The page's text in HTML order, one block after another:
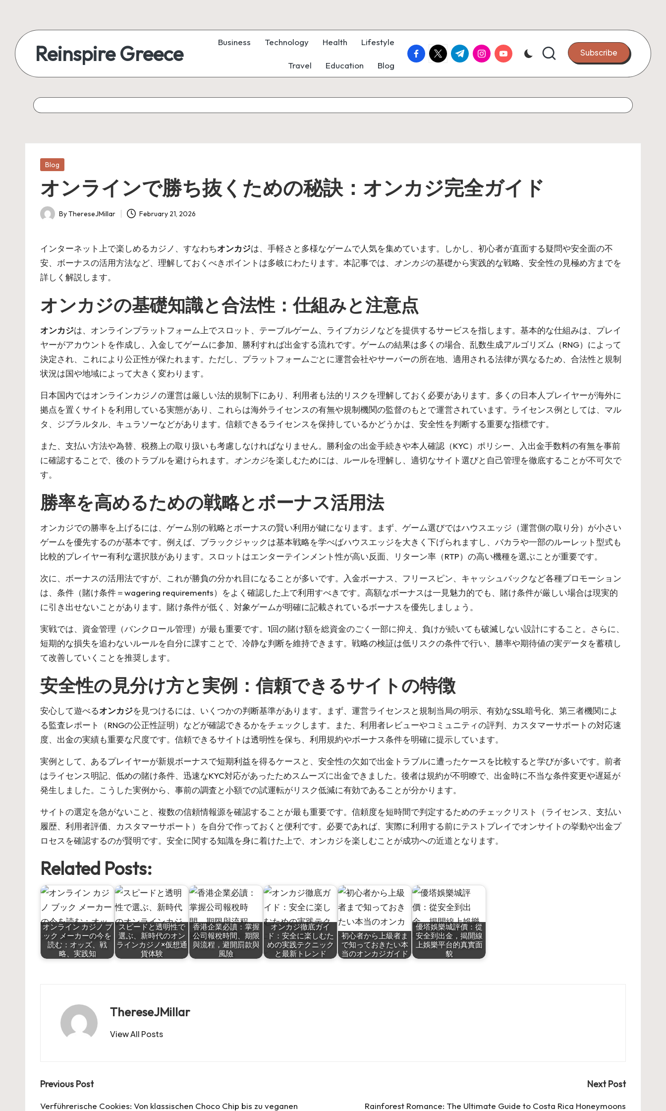
Reinspire Greece Business Technology Health Lifestyle
Travel Education Blog
facebook.com
twitter.com
t.me instagram.com
youtube.com Subscribe
Posted
Blog
オンラインで勝ち抜くための秘訣： オンカジ完全ガイド
Posted
ByThereseJMillar February 21, 2026
インターネット上で楽しめるカジノ、すなわちオンカジは、手軽さと多様なゲームで人気を集めています。しかし、初心者が直面する疑問や安全面の不
安、ボーナスの活用方法など、理解しておくべきポイントは多岐にわたります。本記事では、 オンカジの基礎から実践的な戦略、安全性の見極め方までを
詳しく解説します。
オンカジの基礎知識と合法性：仕組みと注意点
オンカジは、オンラインプラットフォーム上でスロット、テーブルゲーム、ライブカジノなどを提供するサービスを指します。基本的な仕組みは、プレイ
ヤーがアカウントを作成し、入金してゲームに参加、勝利すれば出金する流れです。ゲームの結果は多くの場合、乱数生成アルゴリズム（RNG）によって
決定され、これにより公正性が保たれます。ただし、プラットフォームごとに運営会社やサーバーの所在地、適用される法律が異なるため、合法性と規制
状況は国や地域によって大きく変わります。
日本国内ではオンラインカジノの運営は厳しい法的規制下にあり、利用者も法的リスクを理解しておく必要があります。多くの日本人プレイヤーが海外に
拠点を置くサイトを利用している実態があり、これらは海外ライセンスの有無や規制機関の監督のもとで運営されています。ライセンス例としては、マル
タ、ジブラルタル、キュラソーなどがあります。信頼できるライセンスを保持しているかどうかは、安全性を判断する重要な指標です。
また、支払い方法や為替、税務上の取り扱いも考慮しなければなりません。勝利金の出金手続きや本人確認（KYC）ポリシー、入出金手数料の有無を事前
に確認することで、後のトラブルを避けられます。 オンカジを楽しむためには、ルールを理解し、適切なサイト選びと自己管理を徹底することが不可欠で
す。
勝率を高めるための戦略とボーナス活用法
オンカジでの勝率を上げるには、ゲーム別の戦略とボーナスの賢い利用が鍵になります。まず、ゲーム選びではハウスエッジ（運営側の取り分）が小さい
ゲームを優先するのが基本です。例えば、ブラックジャックは基本戦略を学べばハウスエッジを大きく下げられますし、バカラや一部のルーレット型式も
比較的プレイヤー有利な選択肢があります。スロットはエンターテインメント性が高い反面、リターン率（RTP）の高い機種を選ぶことが重要です。
次に、ボーナスの活用法ですが、これが勝負の分かれ目になることが多いです。入金ボーナス、フリースピン、キャッシュバックなど各種プロモーション
は、条件（賭け条件＝wagering requirements）をよく確認した上で利用すべきです。高額なボーナスは一見魅力的でも、賭け条件が厳しい場合は現実的
に引き出せないことがあります。賭け条件が低く、対象ゲームが明確に記載されているボーナスを優先しましょう。
実戦では、資金管理（バンクロール管理）が最も重要です。1回の賭け額を総資金のごく一部に抑え、負けが続いても破滅しない設計にすること。さらに、
短期的な損失を追わないルールを自分に課すことで、冷静な判断を維持できます。戦略の検証は低リスクの条件で行い、勝率や期待値の実データを蓄積し
て改善していくことを推奨します。
安全性の見分け方と実例：信頼できるサイトの特徴
安心して遊べるオンカジを見つけるには、いくつかの判断基準があります。まず、運営ライセンスと規制当局の明示、有効なSSL暗号化、第三者機関によ
る監査レポート（RNGの公正性証明）などが確認できるかをチェックします。また、利用者レビューやコミュニティの評判、カスタマーサポートの対応速
度、出金の実績も重要な尺度です。信頼できるサイトは透明性を保ち、利用規約やボーナス条件を明確に提示しています。
実例として、あるプレイヤーが新規ボーナスで短期利益を得るケースと、安全性の欠如で出金トラブルに遭ったケースを比較すると学びが多いです。前者
はライセンス明記、低めの賭け条件、迅速なKYC対応があったためスムーズに出金できました。後者は規約が不明瞭で、出金時に不当な条件変更や遅延が
発生しました。こうした実例から、事前の調査と小額での試運転がリスク低減に有効であることが分かります。
サイトの選定を急がないこと、複数の信頼情報源を確認することが最も重要です。信頼度を短時間で判定するためのチェックリスト（ライセンス、支払い
履歴、利用者評価、カスタマーサポート）を自分で作っておくと便利です。必要であれば、実際に利用する前にテストプレイでオンサイトの挙動や出金プ
ロセスを確認するのが賢明です。安全に関する知識を身に着けた上で、 オンカジを楽しむことが成功への近道となります。
Related Posts:
オンライン カジノ ブ
ック メーカーの今を
読む：オッズ、戦
略、実践知
スピードと透明性で
選ぶ、新時代のオン
ラインカジノ×仮想通
貨体験
香港企業必讀：掌握
公司報稅時間、期限
與流程，避開罰款與
風險
オンカジ徹底ガイ
ド：安全に楽しむた
めの実践テクニック
と最新トレンド
初心者から上級者ま
で知っておきたい本
当のオンカジガイド
優塔娛樂城評價：從
安全到出金，揭開線
上娛樂平台的真實面
貌
ThereseJMillar
View All Posts
Post
Previous Post
Verführerische Cookies: Von klassischen Choco Chip bis zu veganen
Next Post
Rainforest Romance: The Ultimate Guide to Costa Rica Honeymoons